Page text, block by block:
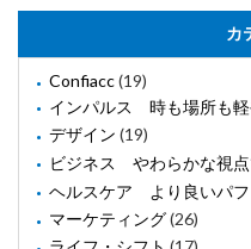
カ
Confiacc(19)
インパルス 時も場所も軽
デザイン (19)
ビジネス やわらかな視
ヘルスケア より良いパフ
マーケティング(26)